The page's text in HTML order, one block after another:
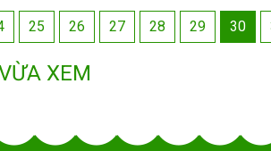
25 26 27 28 29 30
XEM